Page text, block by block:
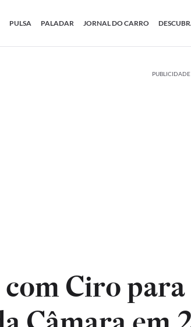
PULSA PALADAR JORNAL DO CARRO
PUBLICIDADE
Ciro